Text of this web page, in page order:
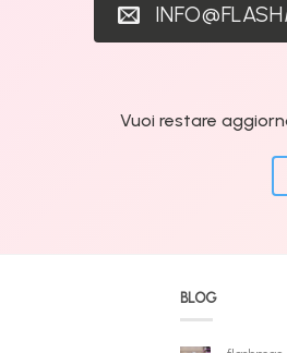
Vuoi restare
BLOG